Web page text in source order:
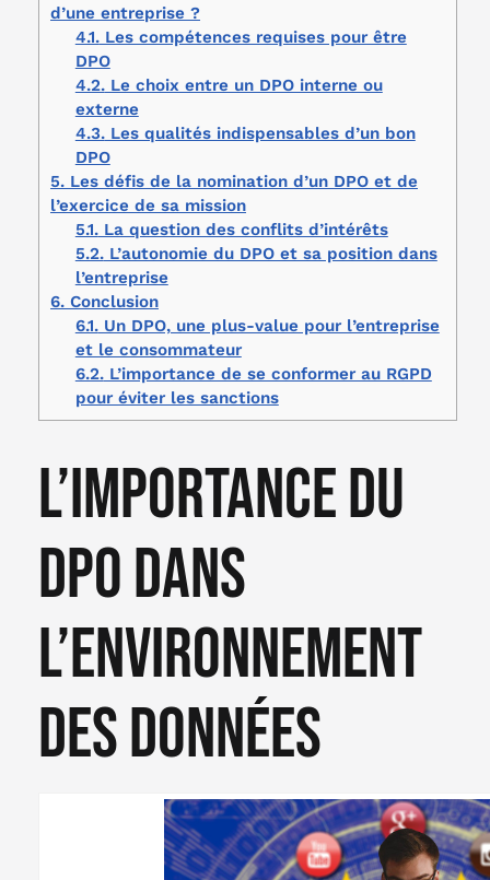
d’une entreprise ?
4.1.Les compétences requises pour être
DPO
4.2.Le choix entre un DPO interne ou
externe
4.3.Les qualités indispensables d’un bon
DPO
5. Les défis de la nomination d’un DPO et de
l’exercice de sa mission
5.1.La question des conflits d’intérêts
5.2.L’autonomie du DPO et sa position dans
l’entreprise
6. Conclusion
6.1.Un DPO, une plus-value pour l’entreprise
et le consommateur
6.2.L’importance de se conformer au RGPD
pour éviter les sanctions
L’importance du
DPO dans
l’environnement
des données